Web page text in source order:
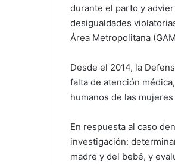
durante el parto y
desigualdades
Área Metropolitana
Desde el 2014, la
falta de atención
humanos de las
En respuesta al caso
investigación:
madre y del bebé, y